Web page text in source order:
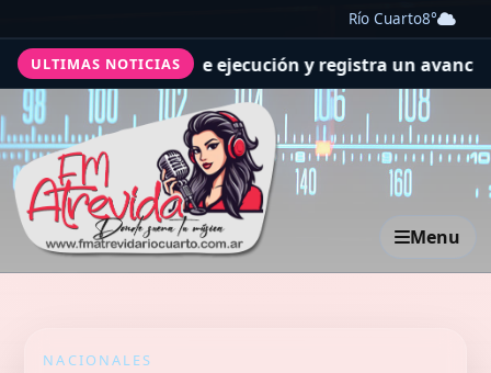
Río Cuarto8°
ULTIMAS NOTICIASde ejecución y registra un avance general
Menu
NACIONALES